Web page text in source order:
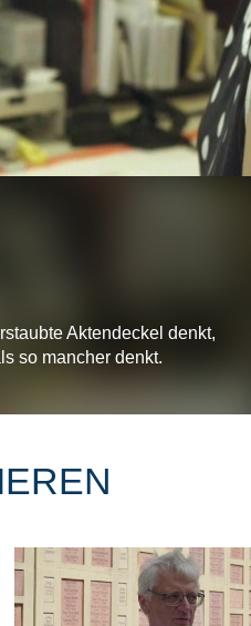
Aktendeckel denkt,
so mancher denkt.